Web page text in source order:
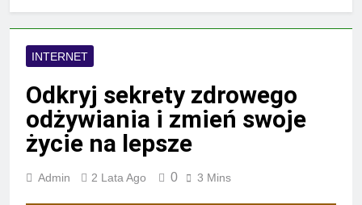
INTERNET
Odkryj sekrety zdrowego
odżywiania i zmień swoje
życie na lepsze
Admin 2 Lata Ago 0 3 Mins